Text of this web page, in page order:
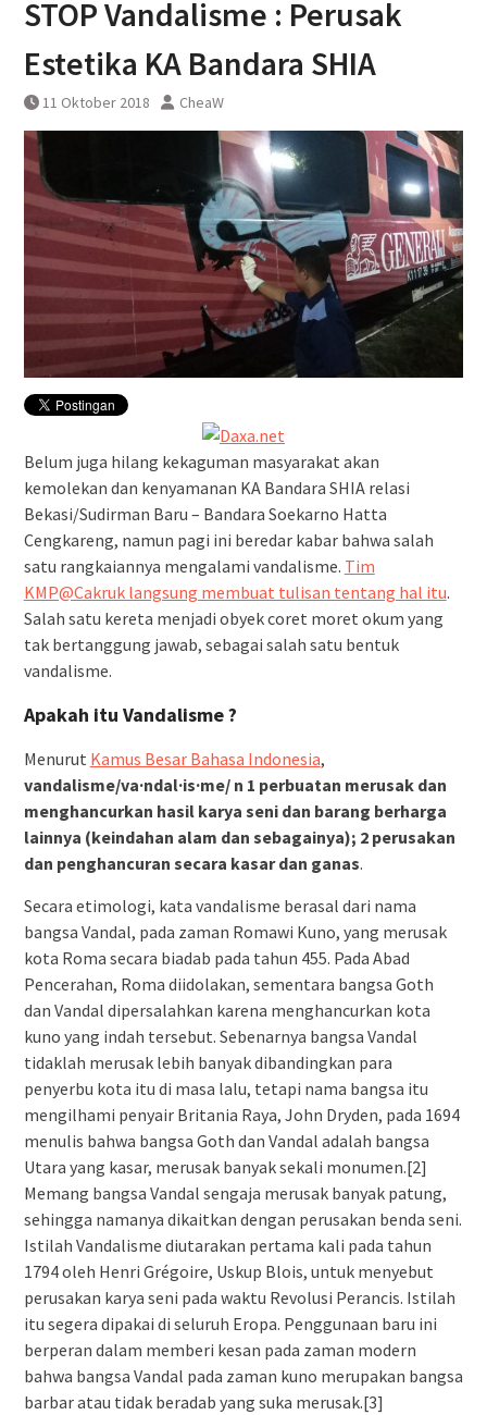
STOP Vandalisme : Perusak
Estetika KA Bandara SHIA
11 Oktober 2018 CheaW
Belum juga hilang kekaguman masyarakat akan
kemolekan dan kenyamanan KA Bandara SHIA relasi
Bekasi/Sudirman Baru – Bandara Soekarno Hatta
Cengkareng, namun pagi ini beredar kabar bahwa salah
satu rangkaiannya mengalami vandalisme. Tim
KMP@Cakruk langsung membuat tulisan tentang hal itu.
Salah satu kereta menjadi obyek coret moret okum yang
tak bertanggung jawab, sebagai salah satu bentuk
vandalisme.
Apakah itu Vandalisme ?
Menurut Kamus Besar Bahasa Indonesia,
vandalisme/va·ndal·is·me/ n 1 perbuatan merusak dan
menghancurkan hasil karya seni dan barang berharga
lainnya (keindahan alam dan sebagainya); 2 perusakan
dan penghancuran secara kasar dan ganas.
Secara etimologi, kata vandalisme berasal dari nama
bangsa Vandal, pada zaman Romawi Kuno, yang merusak
kota Roma secara biadab pada tahun 455. Pada Abad
Pencerahan, Roma diidolakan, sementara bangsa Goth
dan Vandal dipersalahkan karena menghancurkan kota
kuno yang indah tersebut. Sebenarnya bangsa Vandal
tidaklah merusak lebih banyak dibandingkan para
penyerbu kota itu di masa lalu, tetapi nama bangsa itu
mengilhami penyair Britania Raya, John Dryden, pada 1694
menulis bahwa bangsa Goth dan Vandal adalah bangsa
Utara yang kasar, merusak banyak sekali monumen.[2]
Memang bangsa Vandal sengaja merusak banyak patung,
sehingga namanya dikaitkan dengan perusakan benda seni.
Istilah Vandalisme diutarakan pertama kali pada tahun
1794 oleh Henri Grégoire, Uskup Blois, untuk menyebut
perusakan karya seni pada waktu Revolusi Perancis. Istilah
itu segera dipakai di seluruh Eropa. Penggunaan baru ini
berperan dalam memberi kesan pada zaman modern
bahwa bangsa Vandal pada zaman kuno merupakan bangsa
barbar atau tidak beradab yang suka merusak.[3]